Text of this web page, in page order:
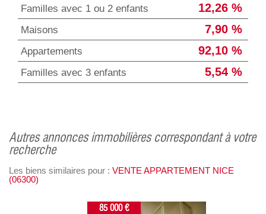
Familles avec 1 ou 2 enfants 12,26 %
Maisons 7,90 %
Appartements 92,10 %
Familles avec 3 enfants 5,54 %
autres annonces immobilières correspondant à votre
recherche
Les biens similaires pour : VENTE APPARTEMENT NICE
(06300)
85 000 €